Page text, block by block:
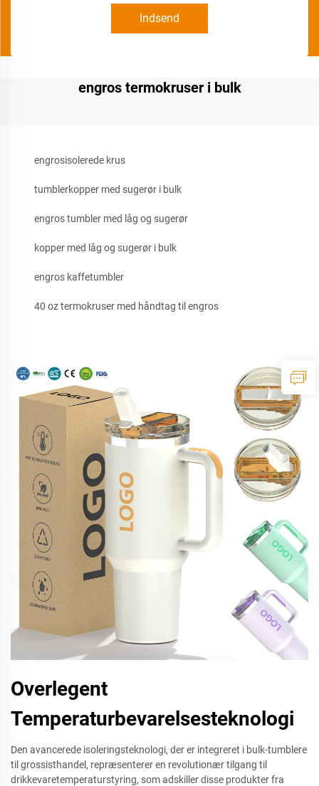
Indsend
engros termokruser i bulk
engrosisolerede krus
tumblerkopper med sugerør i bulk
engros tumbler med låg og sugerør
kopper med låg og sugerør i bulk
engros kaffetumbler
40 oz termokruser med håndtag til engros
Overlegent
Temperaturbevarelsesteknologi
Den avancerede isoleringsteknologi, der er integreret i bulk-tumblere
til grossisthandel, repræsenterer en revolutionær tilgang til
drikkevaretemperaturstyring, som adskiller disse produkter fra